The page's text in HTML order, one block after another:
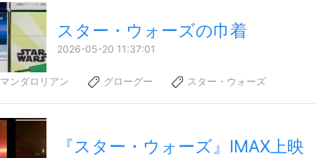
スター・ウォーズの巾着
2026-05-20 11:37:01
マンダロリアン グローグー スター・ウォーズ
『スター・ウォーズ』IMAX上映